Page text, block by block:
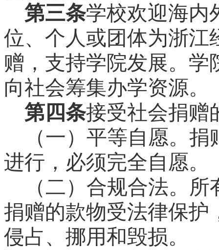
第三条学校欢迎海内
位、个人或团体为浙江
赠，支持学院发展。学
向社会筹集办学资源。
第四条接受社会捐赠
（一）平等自愿。 捐
进行，必须完全自愿。
（二）合规合法。 所
捐赠的款物受法律保护
侵占、挪用和毁损。